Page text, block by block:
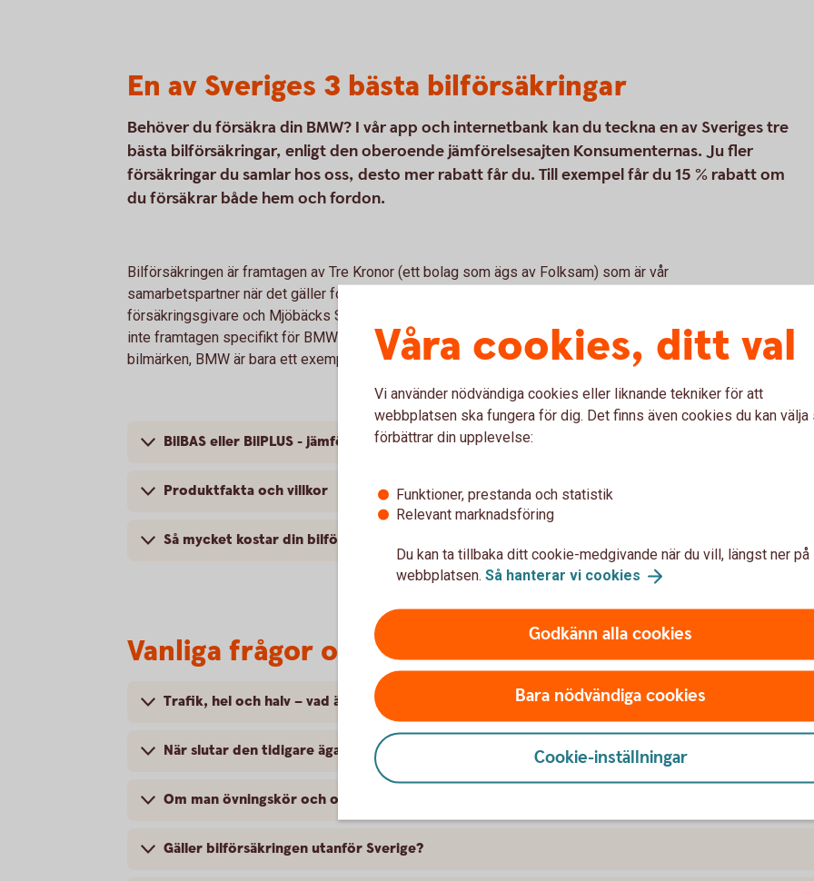
En av Sveriges 3 bästa bilförsäkringar
Behöver du försäkra din BMW? I vår app och internetbank kan du teckna en av Sveriges tre
bästa bilförsäkringar, enligt den oberoende jämförelsesajten Konsumenternas. Ju fler
försäkringar du samlar hos oss, desto mer rabatt får du. Till exempel får du 15 % rabatt om
du försäkrar både hem och fordon.
Bilförsäkringen är framtagen av Tre Kronor (ett bolag som ägs av Folksam) som är vår
samarbetspartner när det gäller fordonsförsäkringar. Tre Kronor Försäkring AB är
försäkringsgivare och Mjöbäcks Sparbank är försäkringsförmedlare. Bilförsäkringen är
inte framtagen specifikt för BMW; bilförsäkringen vi erbjuder kan tecknas för alla
bilmärken, BMW är bara ett exempel.
BilBAS eller BilPLUS - jämför innehåll
Produktfakta och villkor
Så mycket kostar din bilförsäkring
Vanliga frågor om att försäkra BMW
Trafik, hel och halv – vad är det för skillnad på försäkringarna?
När slutar den tidigare ägarens försäkring att gälla?
Om man övningskör och olyckan är framme, täcker bilförsäkringen då?
Gäller bilförsäkringen utanför Sverige?
Våra cookies, ditt val
Vi använder nödvändiga cookies eller liknande tekniker för att
webbplatsen ska fungera för dig. Det finns även cookies du kan välja
förbättrar din upplevelse:
Funktioner, prestanda och statistik
Relevant marknadsföring
Du kan ta tillbaka ditt cookie-medgivande när du vill, längst ner på
webbplatsen. Så hanterar vi cookies
Godkänn alla cookies
Bara nödvändiga cookies
Cookie-inställningar